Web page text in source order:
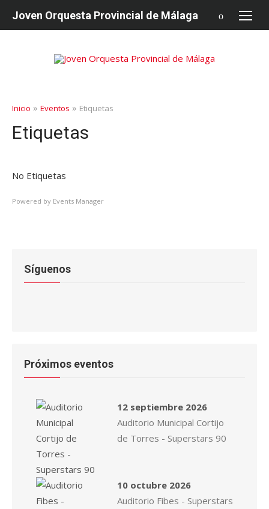
Joven Orquesta Provincial de Málaga
Inicio » Eventos » Etiquetas
Etiquetas
No Etiquetas
Powered by Events Manager
Síguenos
Próximos eventos
12 septiembre 2026
Auditorio Municipal Cortijo
de Torres - Superstars 90
10 octubre 2026
Auditorio Fibes - Superstars